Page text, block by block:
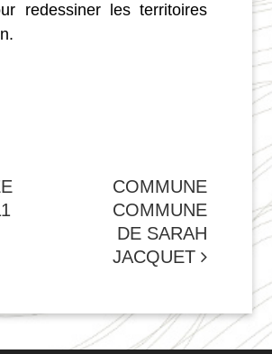
redessiner les territoires
COMMUNE
COMMUNE
DE SARAH
JACQUET